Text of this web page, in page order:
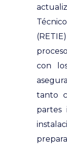
con
tanto
partes